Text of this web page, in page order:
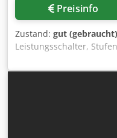
Preisinfo
Zustand: gut (gebraucht)
Leistungsschalter,
Nockenschaltwerk,
-Hersteller: Schleicher,
Spannung: 220V 50Hz